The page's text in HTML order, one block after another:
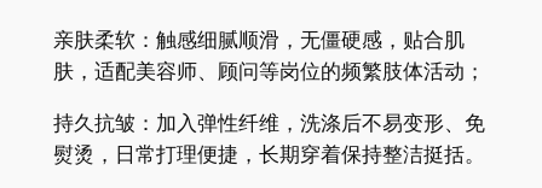
亲肤柔软：触感细腻顺滑，无僵硬感，贴合肌
肤，适配美容师、顾问等岗位的频繁肢体活动；
持久抗皱：加入弹性纤维，洗涤后不易变形、免
熨烫，日常打理便捷，长期穿着保持整洁挺括。